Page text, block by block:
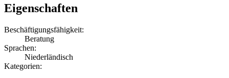
Eigenschaften
Beschäftigungsfähigkeit:
Beratung
Sprachen:
Niederländisch
Kategorien: